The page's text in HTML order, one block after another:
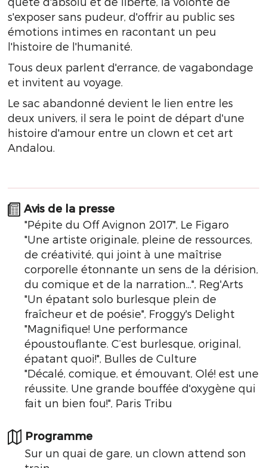
s'exposer sans pudeur, d'offrir au public ses
émotions intimes en racontant un peu
l'histoire de l'humanité.
Tous deux parlent d'errance, de vagabondage
et invitent au voyage.
Le sac abandonné devient le lien entre les
deux univers, il sera le point de départ d'une
histoire d'amour entre un clown et cet art
Andalou.
Avis de la presse
"Pépite du Off Avignon 2017", Le Figaro
"Une artiste originale, pleine de ressources,
de créativité, qui joint à une maîtrise
corporelle étonnante un sens de la dérision,
du comique et de la narration...", Reg'Arts
"Un épatant solo burlesque plein de
fraîcheur et de poésie", Froggy's Delight
"Magnifique! Une performance
époustouflante. C’est burlesque, original,
épatant quoi!", Bulles de Culture
"Décalé, comique, et émouvant, Olé! est une
réussite. Une grande bouffée d'oxygène qui
fait un bien fou!", Paris Tribu
Programme
Sur un quai de gare, un clown attend son